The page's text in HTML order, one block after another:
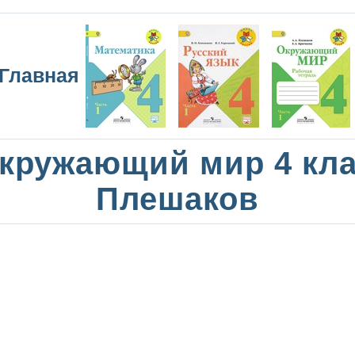
мир 4
Плешаков